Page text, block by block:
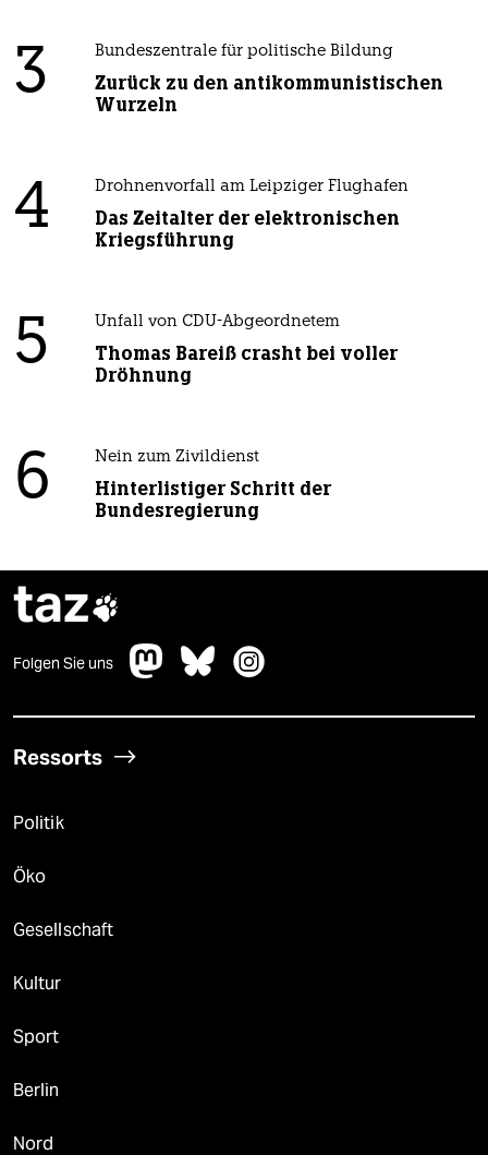
3 Bundeszentrale für politische Bildung
Zurück zu den antikommunistischen
Wurzeln
4 Drohnenvorfall am Leipziger Flughafen
Das Zeitalter der elektronischen
Kriegsführung
5 Unfall von CDU-Abgeordnetem
Thomas Bareiß crasht bei voller
Dröhnung
6 Nein zum Zivildienst
Hinterlistiger Schritt der
Bundesregierung
taz
Folgen Sie uns
Ressorts
Politik
Öko
Gesellschaft
Kultur
Sport
Berlin
Nord